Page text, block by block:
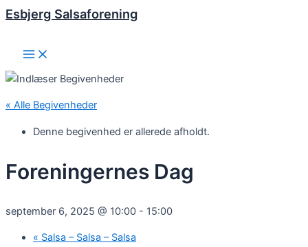
Gå
Esbjerg Salsaforening
Main
Menu
« Alle Begivenheder
Denne begivenhed er allerede afholdt.
Foreningernes Dag
september 6, 2025 @ 10:00 - 15:00
« Salsa – Salsa – Salsa